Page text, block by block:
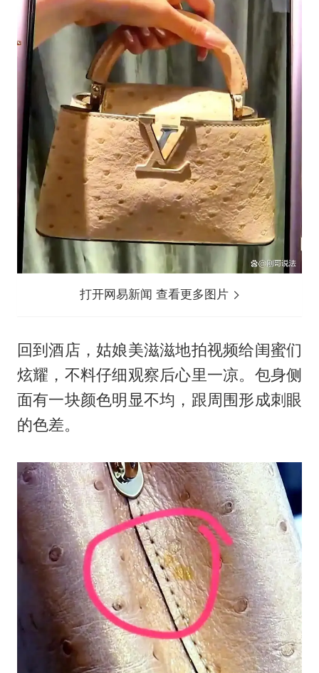
打开网易新闻 查看更多图片
回到酒店，姑娘美滋滋地拍视频给闺蜜们
炫耀，不料仔细观察后心里一凉。包身侧
面有一块颜色明显不均，跟周围形成刺眼
的色差。